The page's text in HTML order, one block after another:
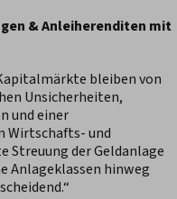
& Anleiherenditen mit
bleiben von
Unsicherheiten,
und einer
Wirtschafts- und
Streuung der Geldanlage
Anlageklassen hinweg